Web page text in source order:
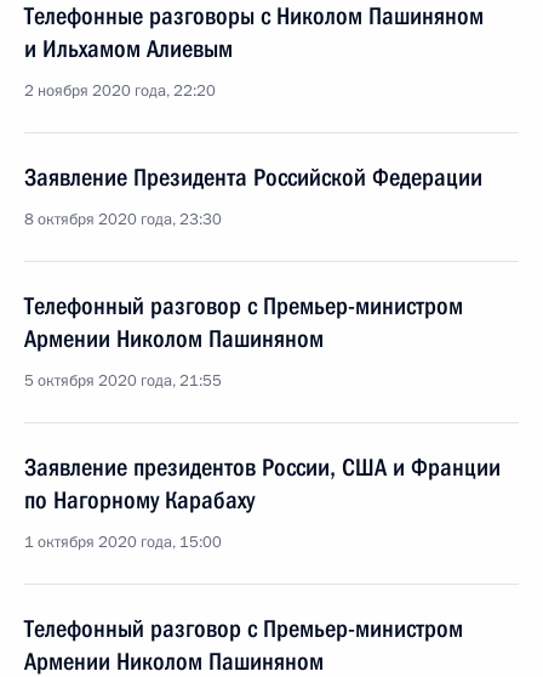
Телефонные разговоры с Николом Пашиняном
и Ильхамом Алиевым
2 ноября 2020 года, 22:20
Заявление Президента Российской Федерации
8 октября 2020 года, 23:30
Телефонный разговор с Премьер-министром
Армении Николом Пашиняном
5 октября 2020 года, 21:55
Заявление президентов России, США и Франции
по Нагорному Карабаху
1 октября 2020 года, 15:00
Телефонный разговор с Премьер-министром
Армении Николом Пашиняном